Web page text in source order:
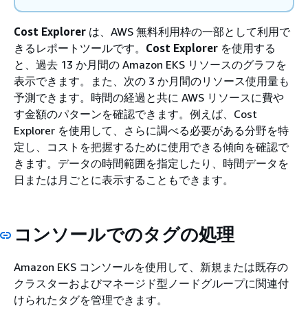
Cost Explorer は、AWS 無料利用枠の一部として利用で
きるレポートツールです。 Cost Explorer を使用する
と、過去 13 か月間の Amazon EKS リソースのグラフを
表示できます。また、次の 3 か月間のリソース使用量も
予測できます。時間の経過と共に AWS リソースに費や
す金額のパターンを確認できます。例えば、Cost
Explorer を使用して、さらに調べる必要がある分野を特
定し、コストを把握するために使用できる傾向を確認で
きます。データの時間範囲を指定したり、時間データを
日または月ごとに表示することもできます。
コンソールでのタグの処理
Amazon EKS コンソールを使用して、新規または既存の
クラスターおよびマネージド型ノードグループに関連付
けられたタグを管理できます。